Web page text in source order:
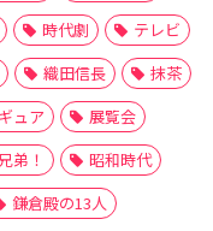
時代劇
テレビ
織田信長
抹茶
ュア
展覧会
弟！
昭和時代
鎌倉殿の13人